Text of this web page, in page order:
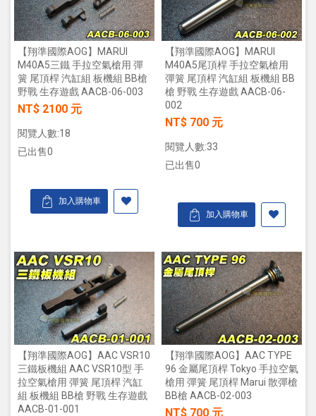
【翔準國際AOG】MARUI
M40A5三鐵 手拉空氣槍用 彈
簧 尾頂桿 汽缸組 板機組 BB槍
野戰 生存遊戲 AACB-06-003
NT$ 2100 元
閱覽人數:18
已出售0
加入購物車
【翔準國際AOG】MARUI
M40A5尾頂桿 手拉空氣槍用
彈簧 尾頂桿 汽缸組 板機組 BB
槍 野戰 生存遊戲 AACB-06-
002
NT$ 700 元
閱覽人數:33
已出售0
加入購物車
【翔準國際AOG】AAC VSR10
三鐵板機組 AAC VSR10型 手
拉空氣槍用 彈簧 尾頂桿 汽缸
組 板機組 BB槍 野戰 生存遊戲
AACB-01-001
【翔準國際AOG】AAC TYPE
96 金屬尾頂桿 Tokyo 手拉空氣
槍用 彈簧 尾頂桿 Marui 散彈槍
BB槍 AACB-02-003
NT$ 700 元